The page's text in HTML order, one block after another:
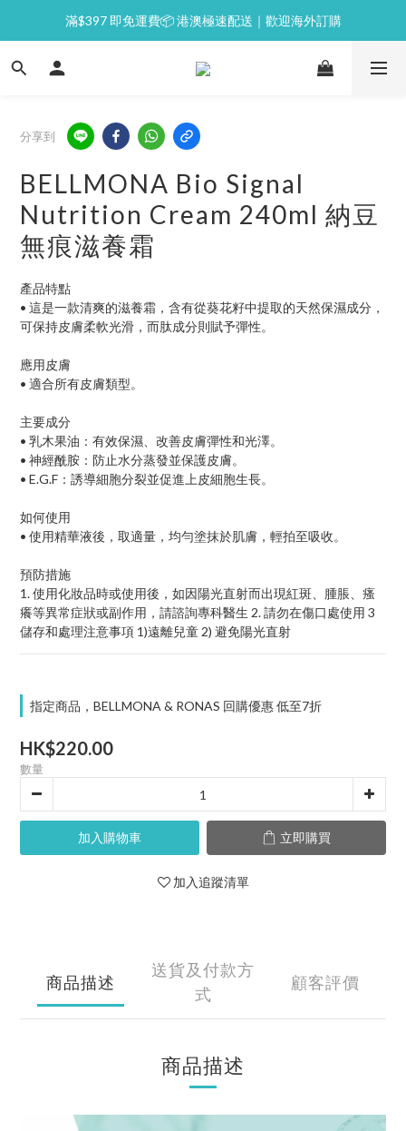
⭐逢星期一malluxe day｜7%購物金回贈
滿$397 即免運費📦 港澳極速配送｜歡迎海外訂購
💙新會員｜首單即減 $50💰
分享到
BELLMONA Bio Signal
Nutrition Cream 240ml 納豆
無痕滋養霜
產品特點
• 這是一款清爽的滋養霜，含有從葵花籽中提取的天然保濕成分，
可保持皮膚柔軟光滑，而肽成分則賦予彈性。
應用皮膚
• 適合所有皮膚類型。
主要成分
• 乳木果油：有效保濕、改善皮膚彈性和光澤。
• 神經酰胺：防止水分蒸發並保護皮膚。
• E.G.F：誘導細胞分裂並促進上皮細胞生長。
如何使用
• 使用精華液後，取適量，均勻塗抹於肌膚，輕拍至吸收。
預防措施
1. 使用化妝品時或使用後，如因陽光直射而出現紅斑、腫脹、瘙
癢等異常症狀或副作用，請諮詢專科醫生 2. 請勿在傷口處使用 3
儲存和處理注意事項 1)遠離兒童 2) 避免陽光直射
指定商品，BELLMONA & RONAS 回購優惠 低至7折
HK$220.00
數量
加入購物車 立即購買
加入追蹤清單
商品描述
送貨及付款方
式
顧客評價
商品描述